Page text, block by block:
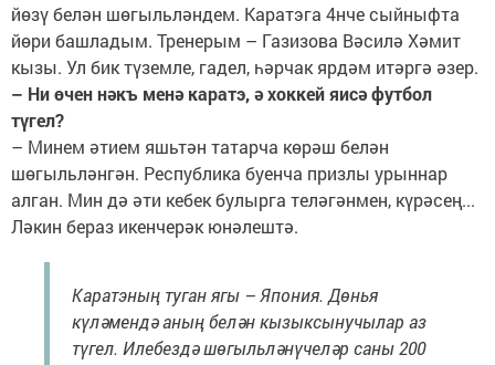
йөзү белән шөгыльләндем. Каратэга 4нче сыйныфта
йөри башладым. Тренерым – Газизова Вәсилә Хәмит
кызы. Ул бик түземле, гадел, һәрчак ярдәм итәргә әзер.
– Ни өчен нәкъ менә каратэ, ә хоккей яисә футбол
түгел?
– Минем әтием яшьтән татарча көрәш белән
шөгыльләнгән. Республика буенча призлы урыннар
алган. Мин дә әти кебек булырга теләгәнмен, күрәсең...
Ләкин бераз икенчерәк юнәлештә.
Каратэның туган ягы – Япония. Дөнья
күләмендә аның белән кызыксынучылар аз
түгел. Илебездә шөгыльләнүчеләр саны 200